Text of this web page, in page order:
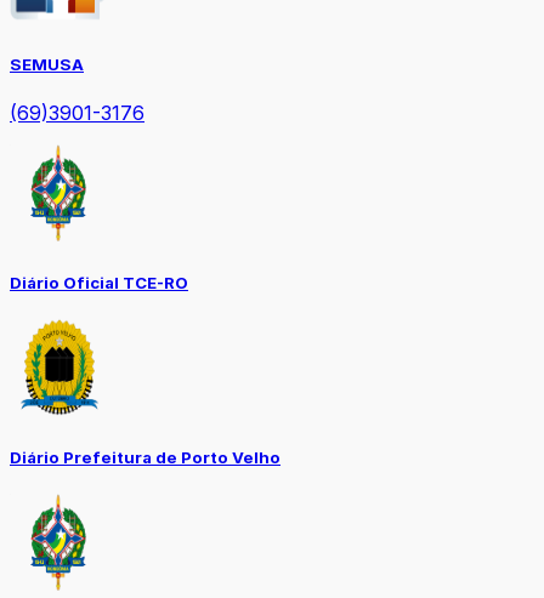
SEMUSA
(69)3901-3176
Diário Oficial TCE-RO
Diário Prefeitura de Porto Velho